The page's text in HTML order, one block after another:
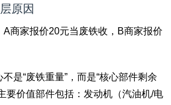
原因
A商家报价20元当废铁收，B商家报价
不是“废铁重量”，而是“核心部件剩余
要价值部件包括：发动机（汽油机/电